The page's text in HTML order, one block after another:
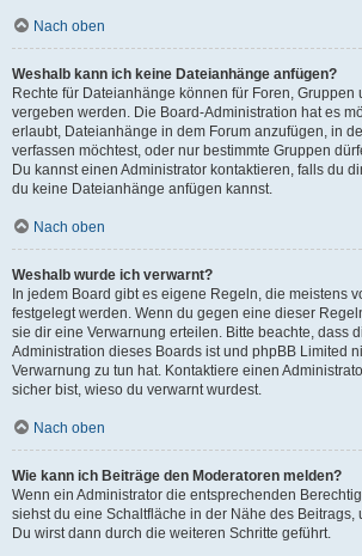
Nach oben
Weshalb kann ich keine Dateianhänge anfügen?
Rechte für Dateianhänge können für Foren,
vergeben werden. Die Board-Administration hat es
erlaubt, Dateianhänge in dem Forum anzufügen, in
verfassen möchtest, oder nur bestimmte Gruppen
Du kannst einen Administrator kontaktieren, falls du
du keine Dateianhänge anfügen kannst.
Nach oben
Weshalb wurde ich verwarnt?
In jedem Board gibt es eigene Regeln, die meistens
festgelegt werden. Wenn du gegen eine dieser
sie dir eine Verwarnung erteilen. Bitte beachte, dass
Administration dieses Boards ist und phpBB Limited
Verwarnung zu tun hat. Kontaktiere einen
sicher bist, wieso du verwarnt wurdest.
Nach oben
Wie kann ich Beiträge den Moderatoren melden?
Wenn ein Administrator die entsprechenden
siehst du eine Schaltfläche in der Nähe des Beitrags,
Du wirst dann durch die weiteren Schritte geführt.